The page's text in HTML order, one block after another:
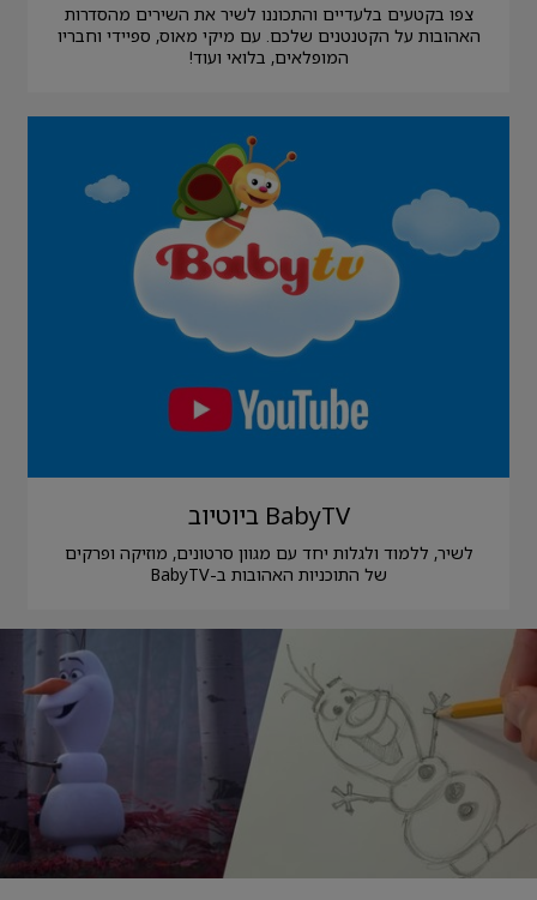
צפו בקטעים בלעדיים והתכוננו לשיר את השירים מהסדרות
האהובות על הקטנטנים שלכם. עם מיקי מאוס, ספיידי וחבריו
המופלאים, בלואי ועוד!
BabyTV ביוטיוב
לשיר, ללמוד ולגלות יחד עם מגוון סרטונים, מוזיקה ופרקים
של התוכניות האהובות ב-BabyTV